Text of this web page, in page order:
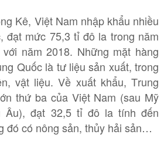
Kê, Việt Nam nhập khẩu nhiều
đạt mức 75,3 tỉ đô la trong năm
năm 2018. Những mặt hàng
Quốc là tư liệu sản xuất, trong
vật liệu. Về xuất khẩu, Trung
thứ ba của Việt Nam (sau Mỹ
Âu), đạt 32,5 tỉ đô la tính đến
đó có nông sản, thủy hải sản…